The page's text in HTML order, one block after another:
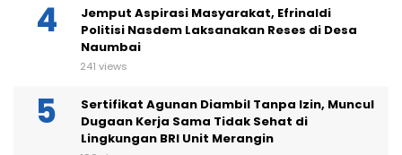
Jemput Aspirasi Masyarakat, Efrinaldi
Politisi Nasdem Laksanakan Reses di Desa
Naumbai
241 views
Sertifikat Agunan Diambil Tanpa Izin, Muncul
Dugaan Kerja Sama Tidak Sehat di
Lingkungan BRI Unit Merangin